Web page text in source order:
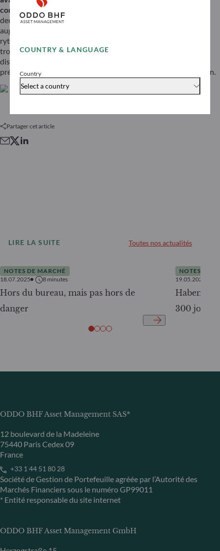
COUNTRY & LANGUAGE
Country
Select a country
conditionne la prospérité de l’économie américaine.
deuxième trimestre, la consommation privée a fortement
augmenté de 2,8 % (par rapport au trimestre précédent, en
rythme annuel). Le résultat pourrait être aussi bon pour le
troisième trimestre au minimum, si l’on en croit les chiffres
disponibles sur les dépenses de consommation privé. Jusqu’à
présent, il n’y a pas eu beaucoup de réticence à la consommation.
Partager cet article
LIRE LA SUITE Toutes nos actualités
NOTES DE MARCHÉ
18.07.2025
8 minutes
Hors du bureau, mais pas hors de
danger
NOTES DE
19.05.2025
Habemus
300 jours
ODDO BHF Asset Management SAS*
12 boulevard de la Madeleine
75440 Paris Cedex 09
France
+33 1 44 51 80 28
Société de Gestion de Portefeuille agréée par l’Autorité des
Marchés Financiers sous le numéro GP99011
* Entité responsable du site internet
ODDO BHF Asset Management GmbH